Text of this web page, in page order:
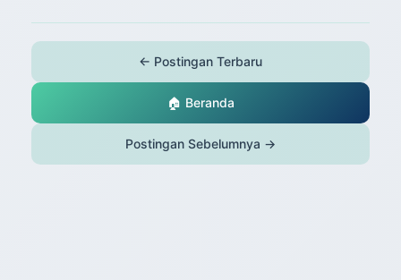
← Postingan Terbaru
🏠 Beranda
Postingan Sebelumnya →